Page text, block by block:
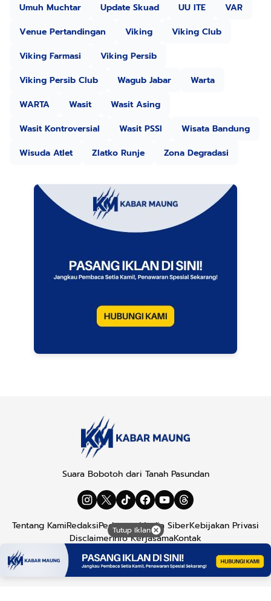
Umuh Muchtar
Update Skuad UU ITE
VAR
Venue Pertandingan
Viking
Viking Club
Viking Farmasi
Viking Persib
Viking Persib Club
Wagub Jabar
Warta
WARTA
Wasit
Wasit Asing
Wasit Kontroversial
Wasit PSSI
Wisata Bandung
Wisuda Atlet
Zlatko Runje Zona Degradasi
Tutup Iklan
Suara Bobotoh dari Tanah Pasundan
Tentang KamiRedaksiPedoman Media SiberKebijakan Privasi
DisclaimerInfo KerjasamaKontak
Copyright © 2026Kabar Maung. All rights reserved.